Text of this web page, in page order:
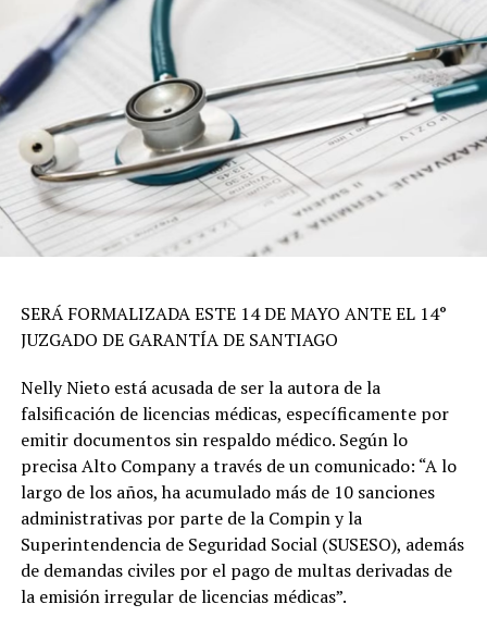
SERÁ FORMALIZADA ESTE 14 DE MAYO ANTE EL 14°
JUZGADO DE GARANTÍA DE SANTIAGO
Nelly Nieto está acusada de ser la autora de la
falsificación de licencias médicas, específicamente por
emitir documentos sin respaldo médico. Según lo
precisa Alto Company a través de un comunicado: “A lo
largo de los años, ha acumulado más de 10 sanciones
administrativas por parte de la Compin y la
Superintendencia de Seguridad Social (SUSESO), además
de demandas civiles por el pago de multas derivadas de
la emisión irregular de licencias médicas”.